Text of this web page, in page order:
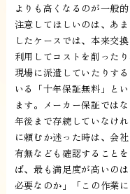
よりも高くなるのが一般
注意してほしいのは、あ
したケースでは、本来交
利用してコストを削った
現場に派遣していたりす
いる「十年保証無料」と
ます。メーカー保証では
年後まで存続していなけ
に頼むか迷った時は、会
有無なども確認すること
ば、最も満足度が高いの
必要なのか」「この作業